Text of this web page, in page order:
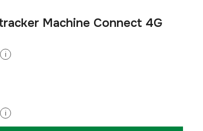
Machine Connect 4G
i
i